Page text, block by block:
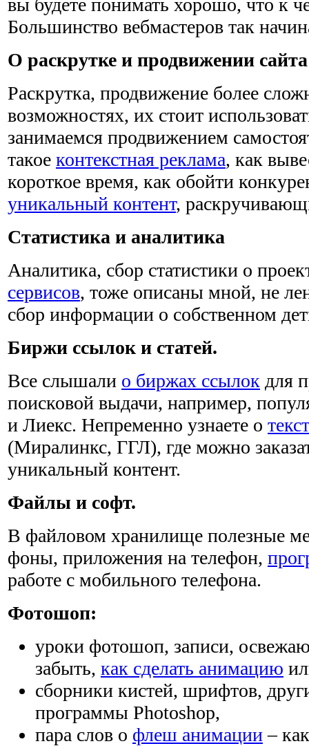
вы будете понимать хорошо, что к
Большинство вебмастеров так
О раскрутке и продвижении сайта
Раскрутка, продвижение более
возможностях, их стоит
занимаемся продвижением
такое контекстная реклама, как
короткое время, как обойти
уникальный контент,
Статистика и аналитика
Аналитика, сбор статистики о
сервисов, тоже описаны мной, не
сбор информации о собственном
Биржи ссылок и статей.
Все слышали о биржах ссылок для
поисковой выдачи, например,
и Лиекс. Непременно узнаете о
(Миралинкс, ГГЛ), где можно
уникальный контент.
Файлы и софт.
В файловом хранилище полезные
фоны, приложения на телефон,
работе с мобильного телефона.
Фотошоп:
уроки фотошоп, записи,
забыть, как сделать анимацию
сборники кистей, шрифтов,
программы Photoshop,
пара слов о флеш анимации–